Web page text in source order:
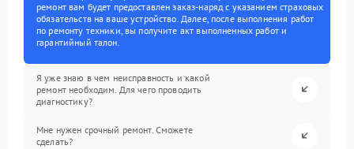
ремонт вам будет предоставлен заказ-наряд с указанием страховых
обязательств на ваше устройство. Далее, после выполнения работ
по ремонту техники, вы получите акт выполненных работ и
гарантийный талон.
Я уже знаю в чем неисправность и какой
ремонт необходим. Для чего проводить
диагностику?
Мне нужен срочный ремонт. Сможете
сделать?